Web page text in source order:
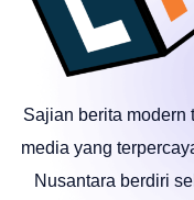
Sajian berita modern
media yang
Nusantara berdiri